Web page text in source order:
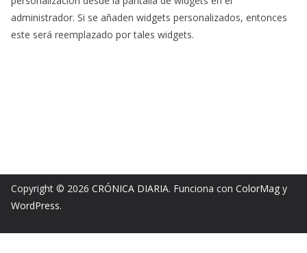
administrador. Si se añaden widgets personalizados, entonces
este será reemplazado por tales widgets.
Copyright © 2026 CRÓNICA DIARIA. Funciona con ColorMag y
WordPress.